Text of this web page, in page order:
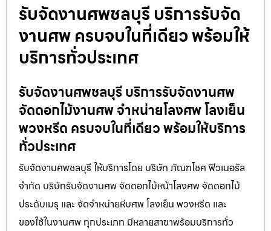
รับจัดงานศพชลบุรี บริการรับจัด
งานศพ ครบจบในที่เดียว พร้อมให้
บริการทั่วประเทศ
รับจัดงานศพชลบุรี บริการรับจัดงานศพ
จัดดอกไม้งานศพ จำหน่ายโลงศพ โลงเย็น
พวงหรีด ครบจบในที่เดียว พร้อมให้บริการ
ทั่วประเทศ
รับจัดงานศพชลบุรี ให้บริการโดย บริษัท ภัณฑโชค ฟิวเนอรัล
จำกัด บริษัทรับจัดงานศพ จัดดอกไม้หน้าโลงศพ จัดดอกไม้
ประดับเมรุ และ จัดจำหน่ายหีบศพ โลงเย็น พวงหรีด และ
ของใช้ในงานศพ ทุกประเภท มีหลายสาขาพร้อมบริการทั่ว